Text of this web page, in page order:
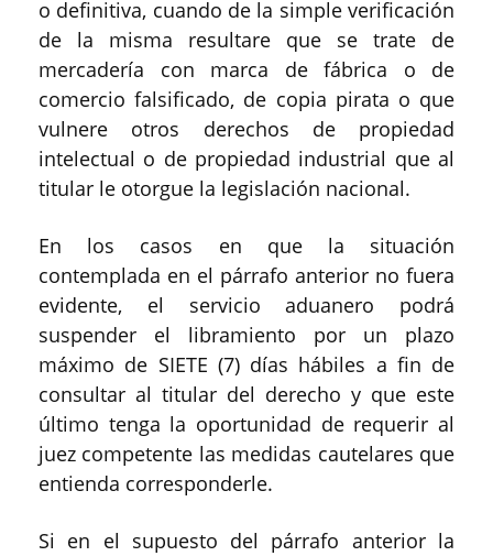
o definitiva, cuando de la simple verificación
de la misma resultare que se trate de
mercadería con marca de fábrica o de
comercio falsificado, de copia pirata o que
vulnere otros derechos de propiedad
intelectual o de propiedad industrial que al
titular le otorgue la legislación nacional.
En los casos en que la situación
contemplada en el párrafo anterior no fuera
evidente, el servicio aduanero podrá
suspender el libramiento por un plazo
máximo de SIETE (7) días hábiles a fin de
consultar al titular del derecho y que este
último tenga la oportunidad de requerir al
juez competente las medidas cautelares que
entienda corresponderle.
Si en el supuesto del párrafo anterior la